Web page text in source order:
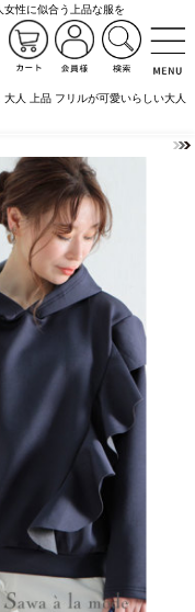
性に似合う上品な服を
大人 上品 フリルが可愛いらしい大人